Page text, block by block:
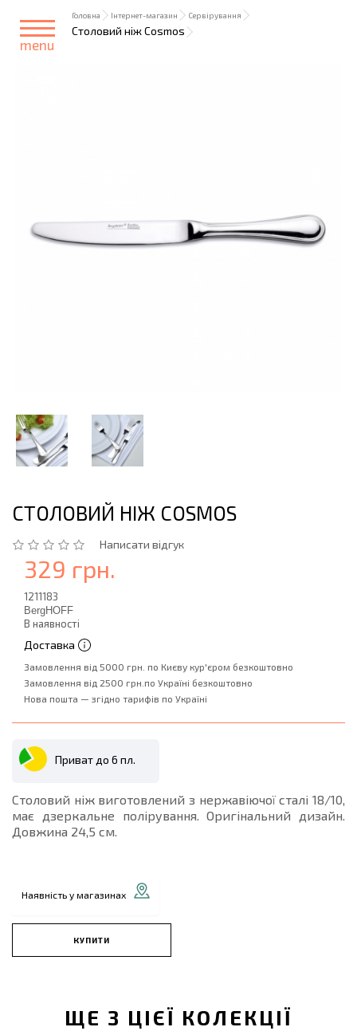
menu
Головна Інтернет-магазин Сервірування
Столовий ніж Cosmos
СТОЛОВИЙ НІЖ COSMOS
Написати відгук
329 грн.
1211183
BergHOFF
В наявності
Доставка
Замовлення від 5000 грн. по Києву кур'єром безкоштовно
Замовлення від 2500 грн.по Україні безкоштовно
Нова пошта — згідно тарифів по Україні
Приват до 6 пл.
Столовий ніж виготовлений з нержавіючої сталі 18/10,
має дзеркальне полірування. Оригінальний дизайн.
Довжина 24,5 см.
Наявність у магазинах
КУПИТИ
ЩЕ З ЦІЄЇ КОЛЕКЦІЇ